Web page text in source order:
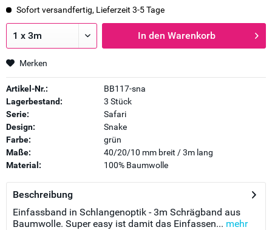
Sofort versandfertig, Lieferzeit 3-5 Tage
In den Warenkorb
Merken
Artikel-Nr.:
BB117-sna
Lagerbestand:
3 Stück
Serie:
Safari
Design:
Snake
Farbe:
grün
Maße:
40/20/10 mm breit / 3m lang
Material:
100% Baumwolle
Beschreibung
Einfassband in Schlangenoptik - 3m Schrägband aus
Baumwolle. Super easy ist damit das Einfassen... mehr